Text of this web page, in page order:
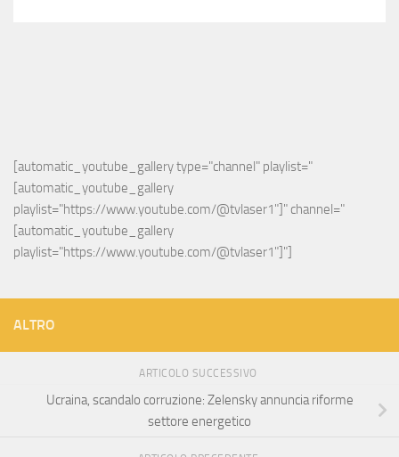
[automatic_youtube_gallery type="channel" playlist="
[automatic_youtube_gallery
playlist="https://www.youtube.com/@tvlaser1"]" channel="
[automatic_youtube_gallery
playlist="https://www.youtube.com/@tvlaser1"]"]
ALTRO
ARTICOLO SUCCESSIVO
Ucraina, scandalo corruzione: Zelensky annuncia riforme
settore energetico